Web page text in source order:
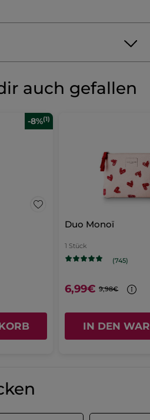
auch gefallen
-8%(1)
Duo Monoï
1 Stück
(745)
6,99€ 9,98€
IN DEN